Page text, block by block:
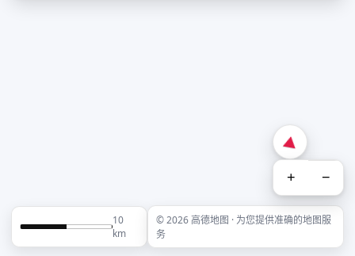
+ −
10
km
© 2026 高德地图 · 为您提供准确的地图服
务